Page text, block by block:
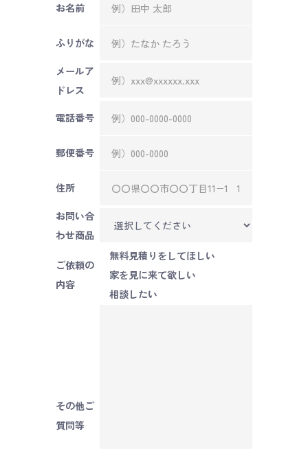
お名前
ふりがな
メールア
ドレス
電話番号
郵便番号
住所
お問い合
わせ商品
ご依頼の
内容
無料見積りをしてほしい
家を見に来て欲しい
相談したい
その他ご
質問等